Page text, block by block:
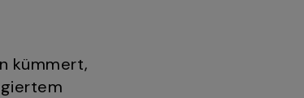
kümmert,